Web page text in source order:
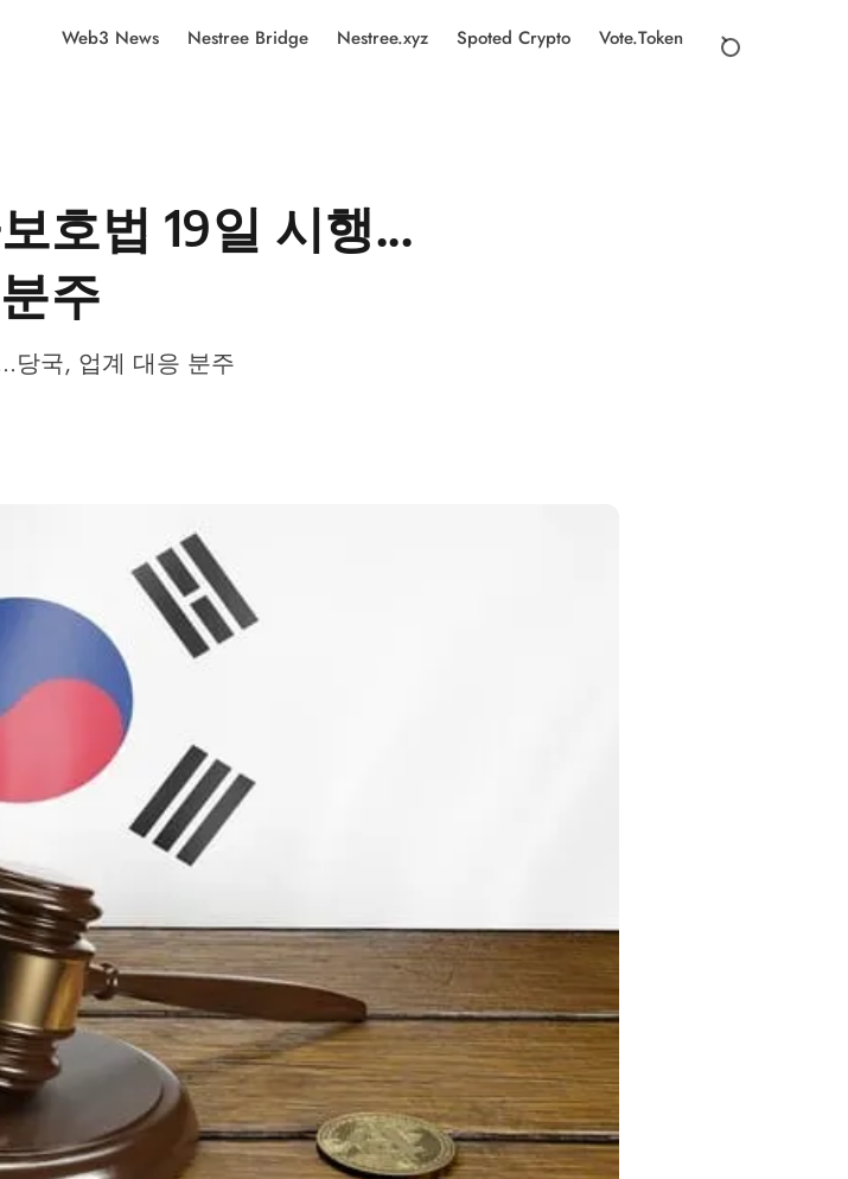
Web3 News Nestree Bridge Nestree.xyz Spoted Crypto Vote.Token
호법 19일 시행...
주
당국, 업계 대응 분주